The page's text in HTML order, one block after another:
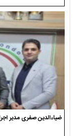
ضیاءالدین صفری مدیر